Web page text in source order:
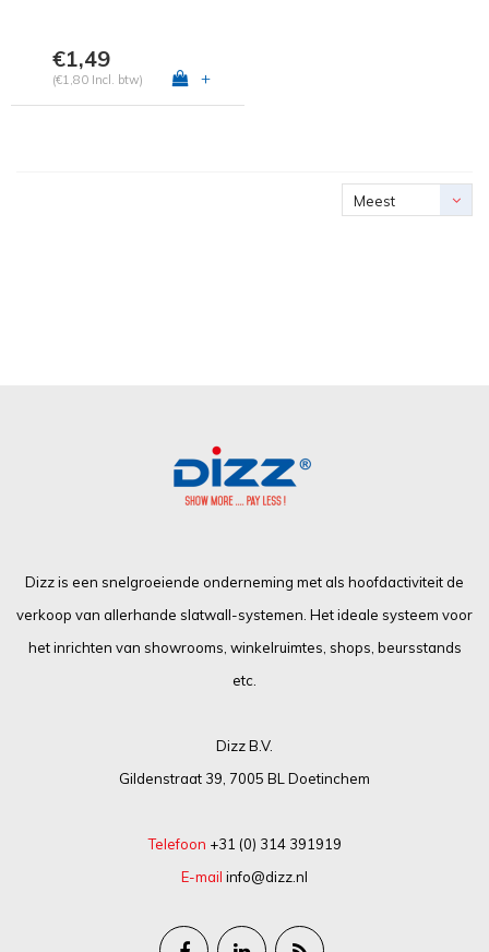
€1,49
(€1,80 Incl. btw) +
Meest
Dizz is een snelgroeiende onderneming met als hoofdactiviteit de
verkoop van allerhande slatwall-systemen. Het ideale systeem voor
het inrichten van showrooms, winkelruimtes, shops, beursstands
etc.
Dizz B.V.
Gildenstraat 39, 7005 BL Doetinchem
Telefoon +31 (0) 314 391919
E-mail info@dizz.nl